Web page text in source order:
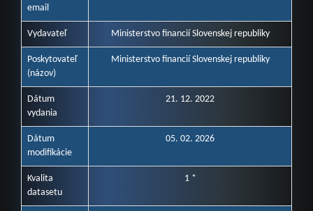
email
Vydavateľ Ministerstvo financií Slovenskej republiky
Poskytovateľ
(názov)
Ministerstvo financií Slovenskej republiky
Dátum
vydania
21. 12. 2022
Dátum
modifikácie
05. 02. 2026
Kvalita
datasetu
1 *